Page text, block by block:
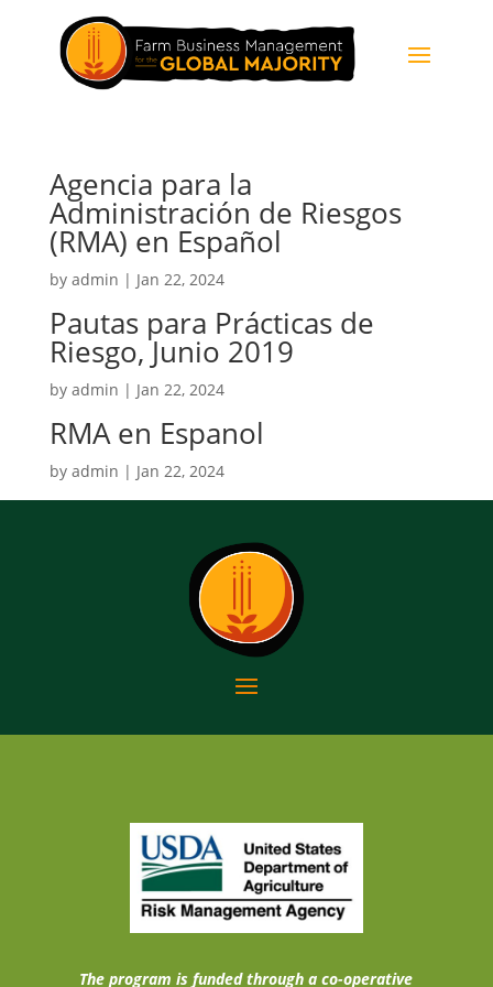
Agencia para la
Administración de Riesgos
(RMA) en Español
by admin | Jan 22, 2024
Pautas para Prácticas de
Riesgo, Junio 2019
by admin | Jan 22, 2024
RMA en Espanol
by admin | Jan 22, 2024
The program is funded through a co-operative